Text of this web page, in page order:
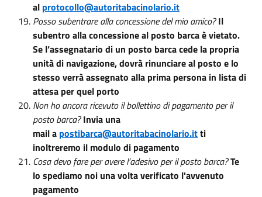
al protocollo@autoritabacinolario.it
Posso subentrare alla concessione del mio amico? Il
subentro alla concessione al posto barca è vietato.
Se l’assegnatario di un posto barca cede la propria
unità di navigazione, dovrà rinunciare al posto e lo
stesso verrà assegnato alla prima persona in lista di
attesa per quel porto
Non ho ancora ricevuto il bollettino di pagamento per il
posto barca?Invia una
maila postibarca@autoritabacinolario.itti
inoltreremo il modulo di pagamento
Cosa devo fare per avere l’adesivo per il posto barca?Te
lo spediamo noi una volta verificato l'avvenuto
pagamento